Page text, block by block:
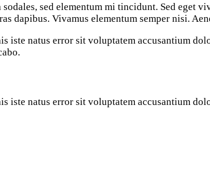
sed elementum mi tincidunt. Sed eget
dapibus. Vivamus elementum semper nisi.
iste natus error sit voluptatem accusantium
iste natus error sit voluptatem accusantium